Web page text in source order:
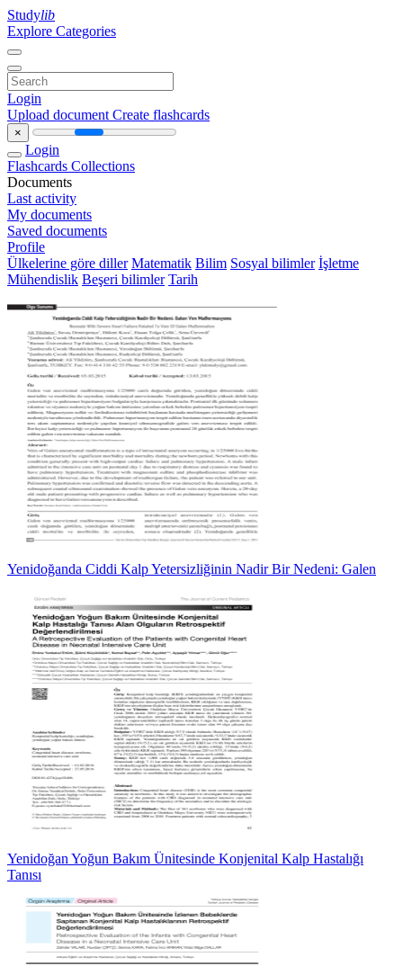
Studylib
Explore Categories
Login
Upload document Create flashcards
×
Login
Flashcards Collections
Documents
Last activity
My documents
Saved documents
Profile
Ülkelerine göre diller Matematik Bilim Sosyal bilimler İşletme
Mühendislik Beşeri bilimler Tarih
Yenidoğanda Ciddi Kalp Yetersizliğinin Nadir Bir Nedeni: Galen
Yenidoğan Yoğun Bakım Ünitesinde Konjenital Kalp Hastalığı
Tanısı